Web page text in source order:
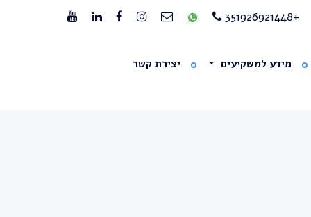
+351926921448
מידע למשקיעים יצירת קשר